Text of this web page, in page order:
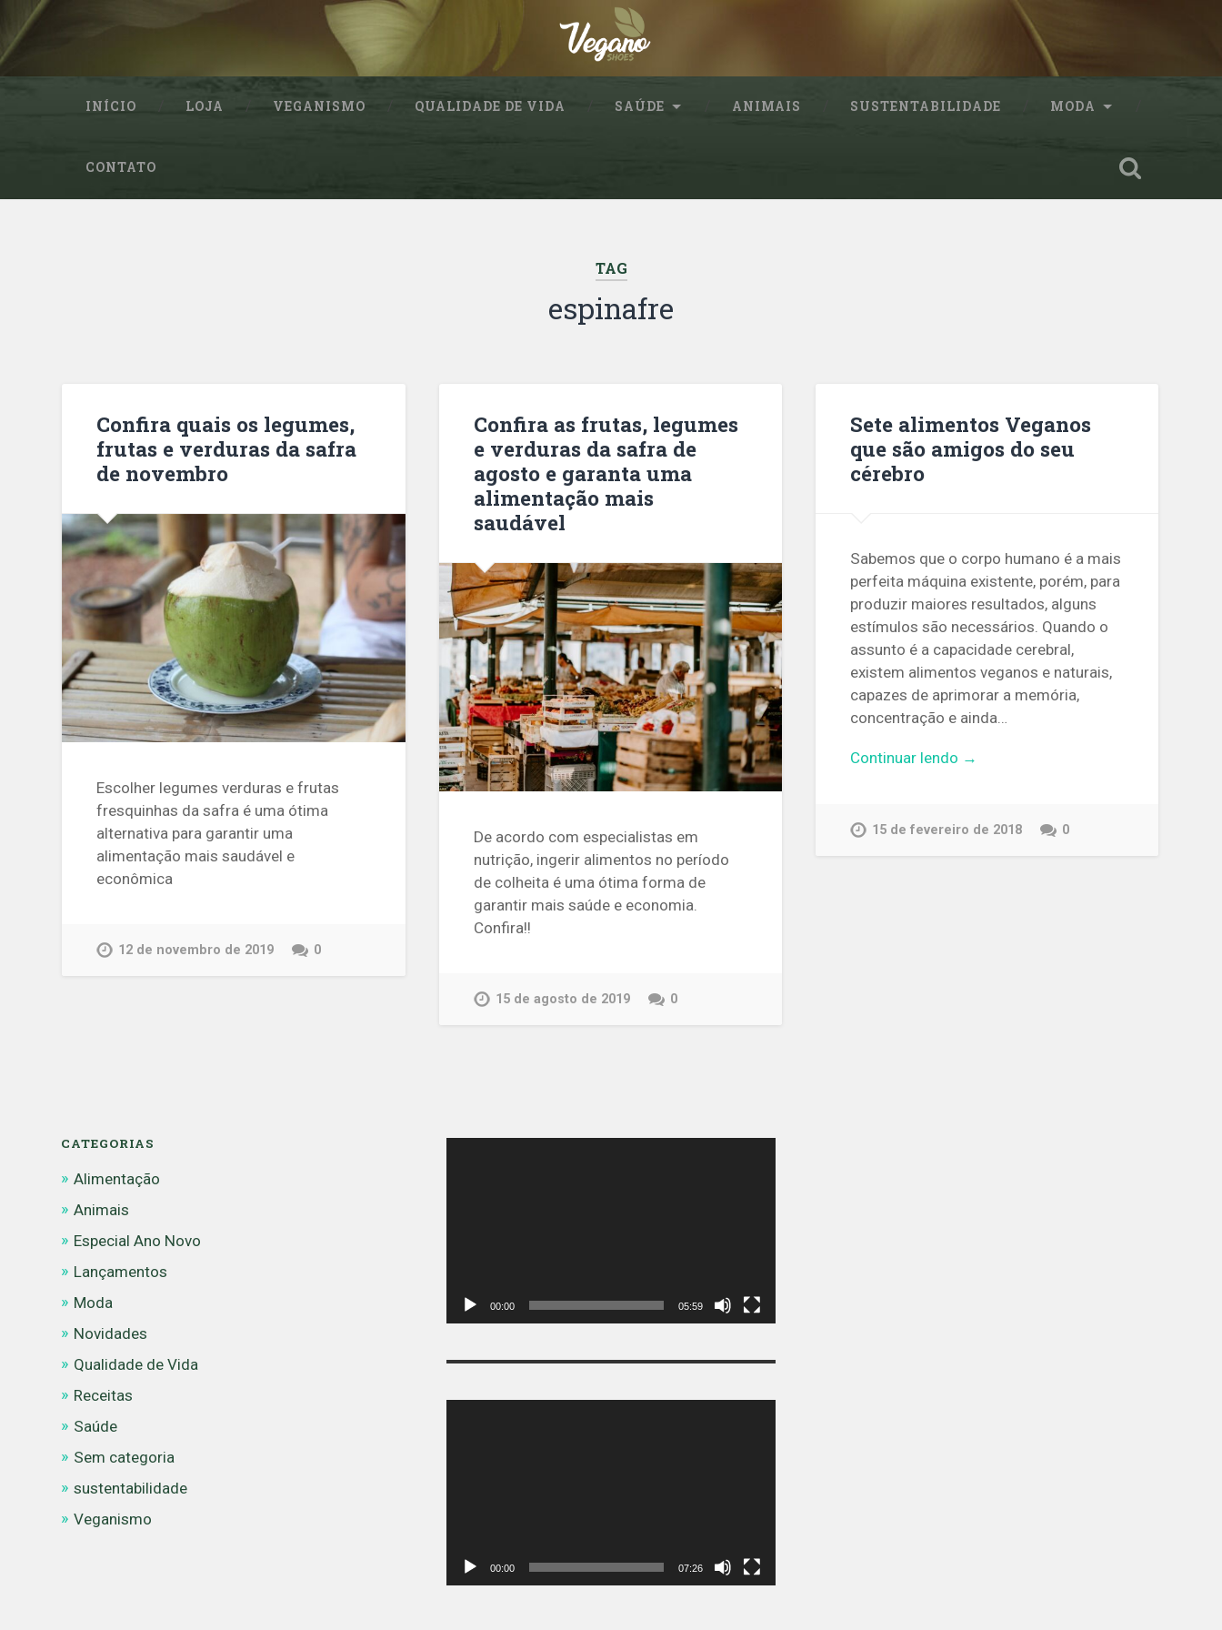
INÍCIO LOJA VEGANISMO QUALIDADE DE VIDA SAÚDE ANIMAIS SUSTENTABILIDADE MODA
CONTATO
TAG
espinafre
Confira quais os legumes,
frutas e verduras da safra
de novembro
Escolher legumes verduras e frutas
fresquinhas da safra é uma ótima
alternativa para garantir uma
alimentação mais saudável e
econômica
12 de novembro de 2019 0
Confira as frutas, legumes
e verduras da safra de
agosto e garanta uma
alimentação mais
saudável
De acordo com especialistas em
nutrição, ingerir alimentos no período
de colheita é uma ótima forma de
garantir mais saúde e economia.
Confira!!
15 de agosto de 2019 0
Sete alimentos Veganos
que são amigos do seu
cérebro
Sabemos que o corpo humano é a mais
perfeita máquina existente, porém, para
produzir maiores resultados, alguns
estímulos são necessários. Quando o
assunto é a capacidade cerebral,
existem alimentos veganos e naturais,
capazes de aprimorar a memória,
concentração e ainda…
Continuar lendo →
15 de fevereiro de 2018 0
CATEGORIAS
Alimentação
Animais
Especial Ano Novo
Lançamentos
Moda
Novidades
Qualidade de Vida
Receitas
Saúde
Sem categoria
sustentabilidade
Veganismo
00:00 05:59
00:00 07:26